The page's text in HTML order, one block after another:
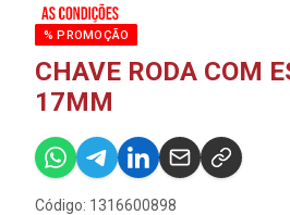
% PROMOÇÃO
CHAVE RODA COM
17MM
Código: 1316600898